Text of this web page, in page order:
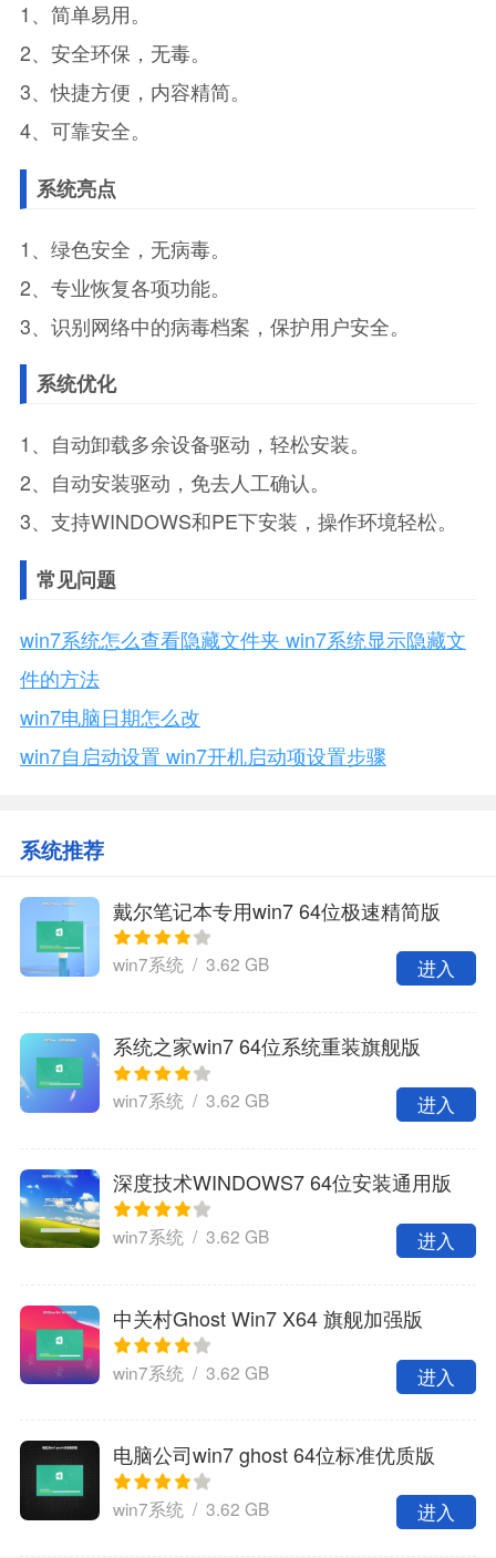
1、简单易用。
2、安全环保，无毒。
3、快捷方便，内容精简。
4、可靠安全。
系统亮点
1、绿色安全，无病毒。
2、专业恢复各项功能。
3、识别网络中的病毒档案，保护用户安全。
系统优化
1、自动卸载多余设备驱动，轻松安装。
2、自动安装驱动，免去人工确认。
3、支持WINDOWS和PE下安装，操作环境轻松。
常见问题
win7系统怎么查看隐藏文件夹 win7系统显示隐藏文
件的方法
win7电脑日期怎么改
win7自启动设置 win7开机启动项设置步骤
系统推荐
戴尔笔记本专用win7 64位极速精简版
win7系统 / 3.62 GB 进入
系统之家win7 64位系统重装旗舰版
win7系统 / 3.62 GB 进入
深度技术WINDOWS7 64位安装通用版
win7系统 / 3.62 GB 进入
中关村Ghost Win7 X64 旗舰加强版
win7系统 / 3.62 GB 进入
电脑公司win7 ghost 64位标准优质版
win7系统 / 3.62 GB 进入